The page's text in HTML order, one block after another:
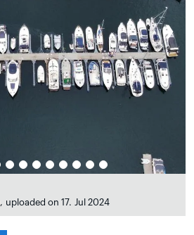
❯
, uploaded on 17. Jul 2024